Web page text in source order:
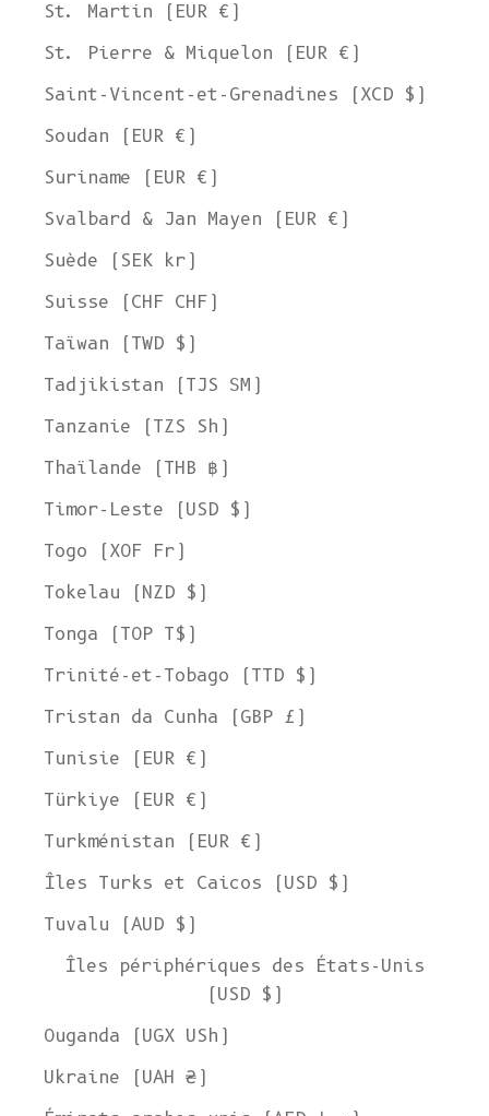
St. Martin (EUR €)
St. Pierre & Miquelon (EUR €)
Saint-Vincent-et-Grenadines (XCD $)
Soudan (EUR €)
Suriname (EUR €)
Svalbard & Jan Mayen (EUR €)
Suède (SEK kr)
Suisse (CHF CHF)
Taïwan (TWD $)
Tadjikistan (TJS ЅМ)
Tanzanie (TZS Sh)
Thaïlande (THB ฿)
Timor-Leste (USD $)
Togo (XOF Fr)
Tokelau (NZD $)
Tonga (TOP T$)
Trinité-et-Tobago (TTD $)
Tristan da Cunha (GBP £)
Tunisie (EUR €)
Türkiye (EUR €)
Turkménistan (EUR €)
Îles Turks et Caicos (USD $)
Tuvalu (AUD $)
Îles périphériques des États-Unis
(USD $)
Ouganda (UGX USh)
Ukraine (UAH ₴)